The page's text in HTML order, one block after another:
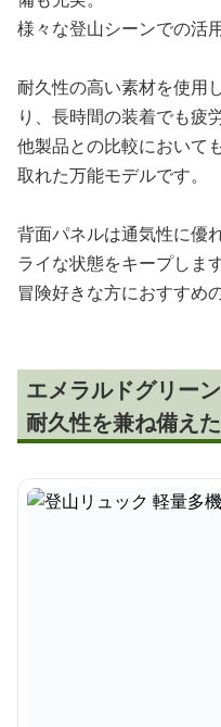
様々な登山シーンでの活
耐久性の高い素材を使用
り、長時間の装着でも疲
他製品との比較において
取れた万能モデルです。
背面パネルは通気性に優
ライな状態をキープします
冒険好きな方におすすめ
エメラルドグリー
耐久性を兼ね備え